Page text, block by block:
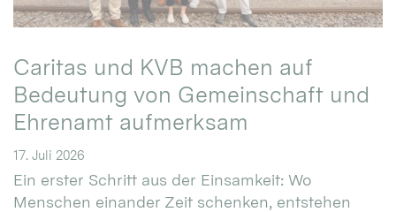
Caritas und KVB machen auf
Bedeutung von Gemeinschaft und
Ehrenamt aufmerksam
17. Juli 2026
Ein erster Schritt aus der Einsamkeit: Wo
Menschen einander Zeit schenken, entstehen